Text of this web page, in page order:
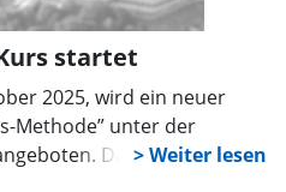
startet
2025, wird ein neuer
Methode” unter der
Da die